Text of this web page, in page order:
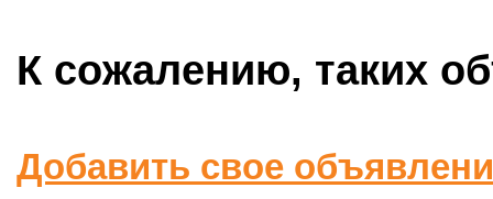
К сожалению, таких
Добавить свое